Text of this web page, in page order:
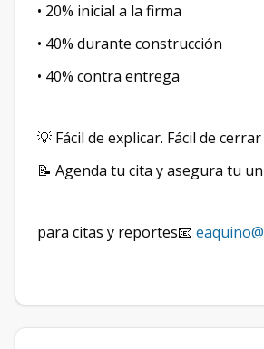
• 20% inicial a la firma
• 40% durante construcción
• 40% contra entrega
💡 Fácil de explicar. Fácil de cerrar
📝 Agenda tu cita y asegura tu
para citas y reportes📧